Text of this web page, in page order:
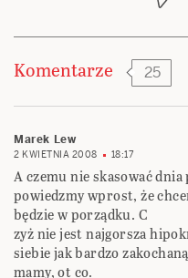
Komentarze 25
Marek Lew
2 KWIETNIA 2008 18:17
A czemu nie skasować
powiedzmy wprost, że
będzie w porządku. C
zyż nie jest najgorsza
siebie jak bardzo
mamy, ot co.